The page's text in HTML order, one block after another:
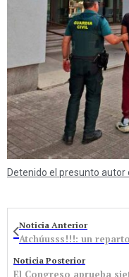
Detenido el presunto
Noticia Anterior
Noticia Posterior